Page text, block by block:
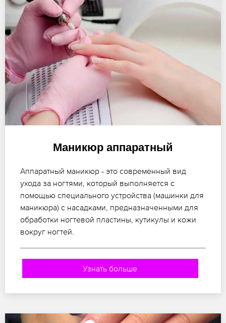
Маникюр аппаратный
Аппаратный маникюр - это современный вид
ухода за ногтями, который выполняется с
помощью специального устройства (машинки для
маникюра) с насадками, предназначенными для
обработки ногтевой пластины, кутикулы и кожи
вокруг ногтей.
Узнать больше